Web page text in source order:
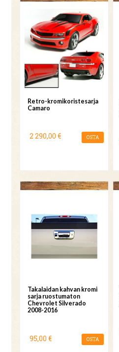
Retro-kromikoristesarja
Camaro
2 290,00 € OSTA
Takalaidan kahvan kromi
sarja ruostumaton
Chevrolet Silverado
2008-2016
95,00 € OSTA